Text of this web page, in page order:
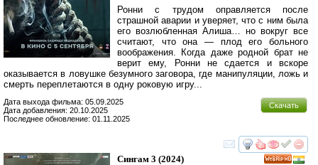
Ронни с трудом оправляется после
страшной аварии и уверяет, что с ним была
его возлюбленная Алишa… но вокруг все
считают, что она — плод его больного
воображения. Когда даже родной брат не
верит ему, Ронни не сдается и вскоре
оказывается в ловушке безумного заговора, где манипуляции, ложь и
смерть переплетаются в одну роковую игру...
Скачать
Дата выхода фильма: 05.09.2025
Дата добавления: 20.10.2025
Последнее обновление: 01.11.2025
смотреть
Сингам 3 (2024)